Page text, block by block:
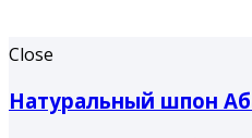
Close
Натуральный шпон